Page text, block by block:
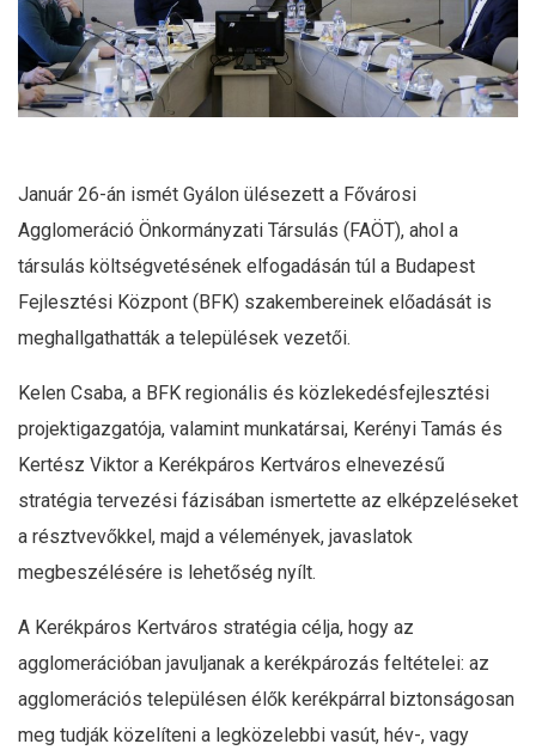
Január 26-án ismét Gyálon ülésezett a Fővárosi
Agglomeráció Önkormányzati Társulás (FAÖT), ahol a
társulás költségvetésének elfogadásán túl a Budapest
Fejlesztési Központ (BFK) szakembereinek előadását is
meghallgathatták a települések vezetői.
Kelen Csaba, a BFK regionális és közlekedésfejlesztési
projektigazgatója, valamint munkatársai, Kerényi Tamás és
Kertész Viktor a Kerékpáros Kertváros elnevezésű
stratégia tervezési fázisában ismertette az elképzeléseket
a résztvevőkkel, majd a vélemények, javaslatok
megbeszélésére is lehetőség nyílt.
A Kerékpáros Kertváros stratégia célja, hogy az
agglomerációban javuljanak a kerékpározás feltételei: az
agglomerációs településen élők kerékpárral biztonságosan
meg tudják közelíteni a legközelebbi vasút, hév-, vagy